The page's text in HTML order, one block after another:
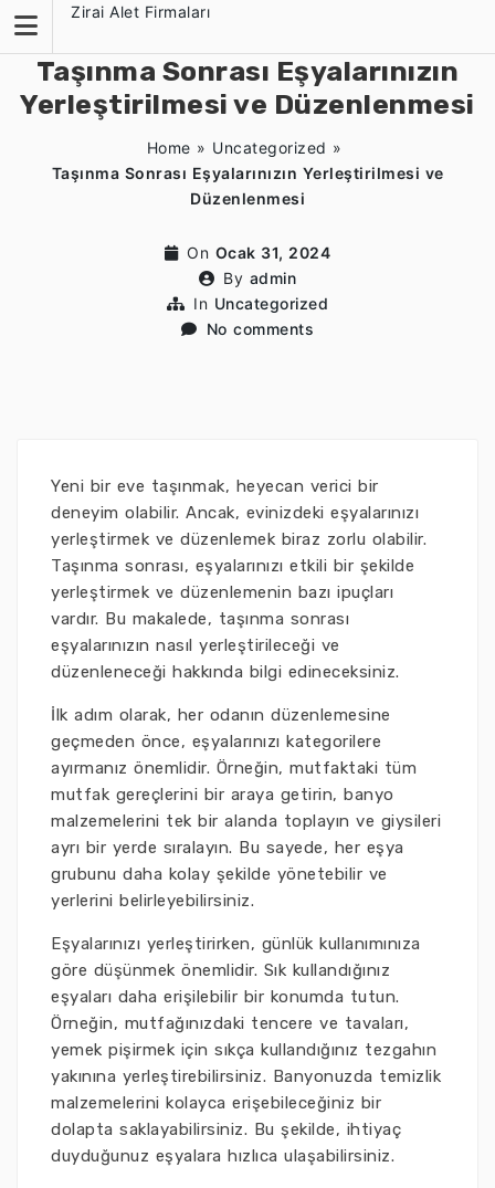
content
Zirai Alet Firmaları
Taşınma Sonrası Eşyalarınızın
Yerleştirilmesi ve Düzenlenmesi
Home » Uncategorized »
Taşınma Sonrası Eşyalarınızın Yerleştirilmesi ve
Düzenlenmesi
On Ocak 31, 2024
By admin
In Uncategorized
No comments
Yeni bir eve taşınmak, heyecan verici bir
deneyim olabilir. Ancak, evinizdeki eşyalarınızı
yerleştirmek ve düzenlemek biraz zorlu olabilir.
Taşınma sonrası, eşyalarınızı etkili bir şekilde
yerleştirmek ve düzenlemenin bazı ipuçları
vardır. Bu makalede, taşınma sonrası
eşyalarınızın nasıl yerleştirileceği ve
düzenleneceği hakkında bilgi edineceksiniz.
İlk adım olarak, her odanın düzenlemesine
geçmeden önce, eşyalarınızı kategorilere
ayırmanız önemlidir. Örneğin, mutfaktaki tüm
mutfak gereçlerini bir araya getirin, banyo
malzemelerini tek bir alanda toplayın ve giysileri
ayrı bir yerde sıralayın. Bu sayede, her eşya
grubunu daha kolay şekilde yönetebilir ve
yerlerini belirleyebilirsiniz.
Eşyalarınızı yerleştirirken, günlük kullanımınıza
göre düşünmek önemlidir. Sık kullandığınız
eşyaları daha erişilebilir bir konumda tutun.
Örneğin, mutfağınızdaki tencere ve tavaları,
yemek pişirmek için sıkça kullandığınız tezgahın
yakınına yerleştirebilirsiniz. Banyonuzda temizlik
malzemelerini kolayca erişebileceğiniz bir
dolapta saklayabilirsiniz. Bu şekilde, ihtiyaç
duyduğunuz eşyalara hızlıca ulaşabilirsiniz.